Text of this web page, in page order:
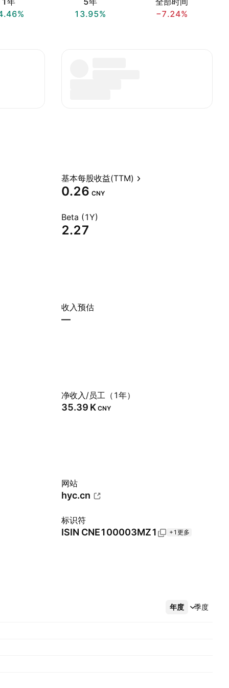
13.95%
−7.24%
基本每股收益(TTM)
0.26 CNY
Beta (1Y)
2.27
收入预估
—
净收入/员工（1年）
‪35.39 K‬ CNY
网站
hyc.cn
标识符
ISIN CNE100003MZ1 +1更多
年度 季度
更多